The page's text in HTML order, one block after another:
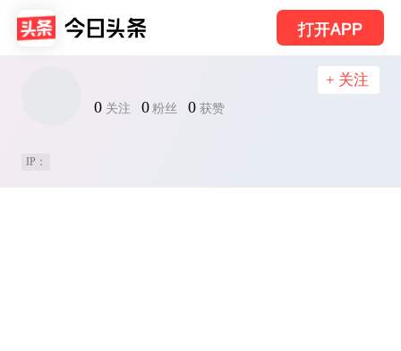
打开APP
0 关注 0 粉丝 0 获赞
+ 关注
IP：